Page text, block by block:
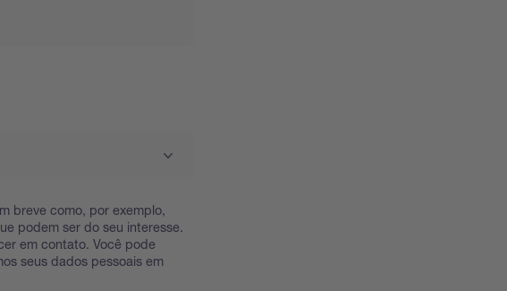
breve como, por exemplo,
podem ser do seu interesse.
em contato. Você pode
seus dados pessoais em